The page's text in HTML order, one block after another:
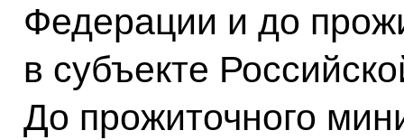
Федерации и до
в субъекте
До прожиточного